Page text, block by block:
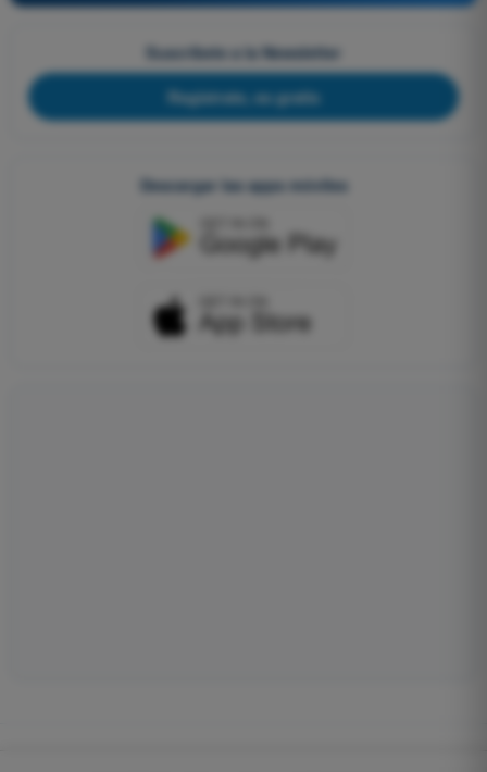
Suscríbete a la Newsletter
Regístrate, es gratis
Descargar las apps móviles